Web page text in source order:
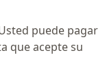
puede pagar
que acepte su